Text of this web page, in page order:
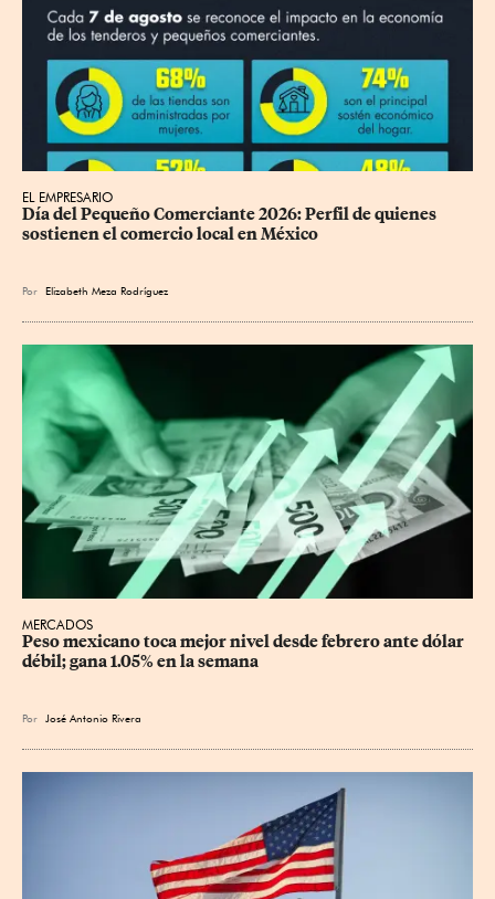
EL EMPRESARIO
Día del Pequeño Comerciante 2026: Perfil de quienes
sostienen el comercio local en México
Por Elizabeth Meza Rodríguez
MERCADOS
Peso mexicano toca mejor nivel desde febrero ante dólar
débil; gana 1.05% en la semana
Por José Antonio Rivera